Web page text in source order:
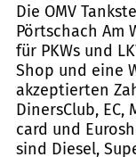
Die OMV
Pörtschach Am
für PKWs und
Shop und eine
akzeptierten
DinersClub, EC,
card und
sind Diesel,